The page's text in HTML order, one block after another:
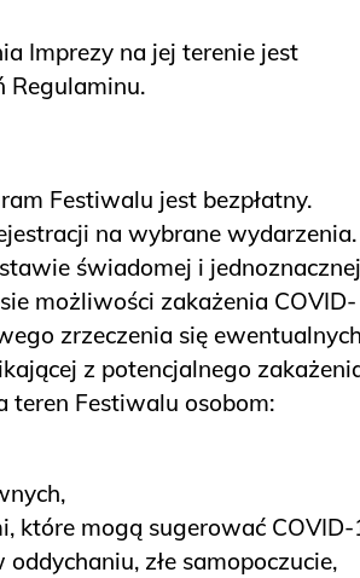
Imprezy na jej terenie jest
Regulaminu.
Festiwalu jest bezpłatny.
na wybrane wydarzenia.
świadomej i jednoznacznej
możliwości zakażenia COVID-
zrzeczenia się ewentualnych
z potencjalnego
Festiwalu osobom:
które mogą sugerować COVID-
złe samopoczucie,